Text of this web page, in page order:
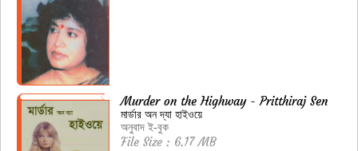
Murder on the Highway - Pritthiraj Sen
মার্ডার অন দ্যা হাইওয়ে
অনুবাদ ই-বুক
File Size : 6.17 MB